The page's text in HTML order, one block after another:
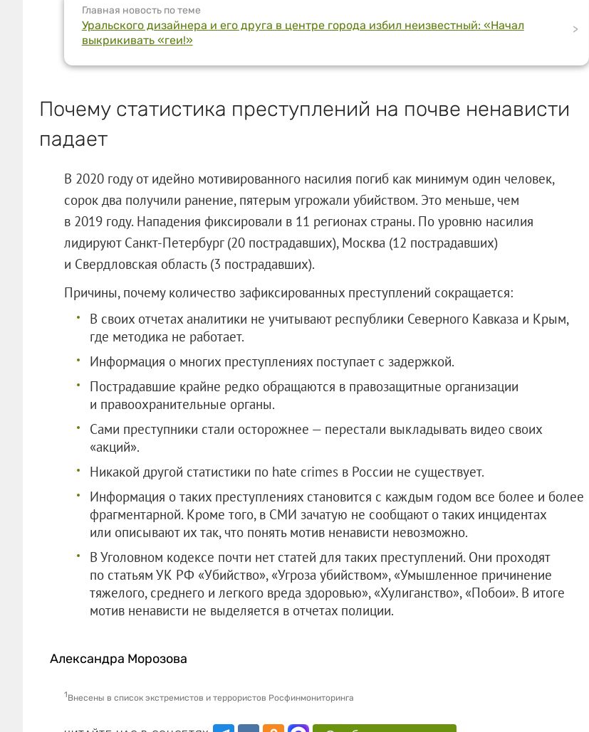
Главная новость по теме
Уральского дизайнера и его друга в центре города избил неизвестный: «Начал
выкрикивать «геи!»
>
Почему статистика преступлений на почве ненависти
падает
В 2020 году от идейно мотивированного насилия погиб как минимум один человек,
сорок два получили ранение, пятерым угрожали убийством. Это меньше, чем
в 2019 году. Нападения фиксировали в 11 регионах страны. По уровню насилия
лидируют Санкт-Петербург (20 пострадавших), Москва (12 пострадавших)
и Свердловская область (3 пострадавших).
Причины, почему количество зафиксированных преступлений сокращается:
В своих отчетах аналитики не учитывают республики Северного Кавказа и Крым,
где методика не работает.
Информация о многих преступлениях поступает с задержкой.
Пострадавшие крайне редко обращаются в правозащитные организации
и правоохранительные органы.
Сами преступники стали осторожнее — перестали выкладывать видео своих
«акций».
Никакой другой статистики по hate crimes в России не существует.
Информация о таких преступлениях становится с каждым годом все более и более
фрагментарной. Кроме того, в СМИ зачатую не сообщают о таких инцидентах
или описывают их так, что понять мотив ненависти невозможно.
В Уголовном кодексе почти нет статей для таких преступлений. Они проходят
по статьям УК РФ «Убийство», «Угроза убийством», «Умышленное причинение
тяжелого, среднего и легкого вреда здоровью», «Хулиганство», «Побои». В итоге
мотив ненависти не выделяется в отчетах полиции.
Александра Морозова
1Внесены в список экстремистов и террористов Росфинмониторинга